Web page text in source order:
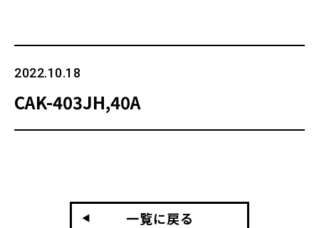
2022.10.18
CAK-403JH,40A
一覧に戻る